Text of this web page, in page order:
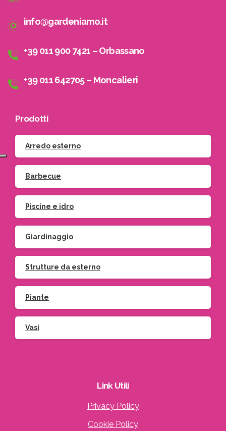
info@gardeniamo.it
+39 011 900 7421 – Orbassano
+39 011 642705 – Moncalieri
Prodotti
Arredo esterno
Barbecue
Piscine e idro
Giardinaggio
Strutture da esterno
Piante
Vasi
Link Utili
Privacy Policy
Cookie Policy